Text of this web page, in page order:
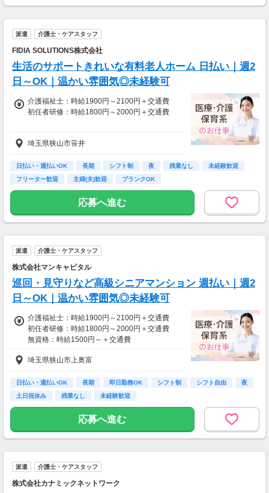
派遣 介護士・ケアスタッフ
FIDIA SOLUTIONS株式会社
生活のサポートきれいな有料老人ホーム 日払い｜週2
日～OK｜温かい雰囲気◎未経験可
介護福祉士：時給1900円～2100円＋交通費
初任者研修：時給1800円～2000円＋交通費
資格・経験・募集状況により異なります。
別途夜勤手当あり
急な出費も安心！日払いOK
【給与例】
埼玉県狭山市笹井
日払い・週払いOK 長期 シフト制 夜 残業なし
未経験歓迎
フリーター歓迎
主婦(夫)歓迎 ブランクOK
応募へ進む
派遣 介護士・ケアスタッフ
株式会社マンキャピタル
巡回・見守りなど高級シニアマンション 週払い｜週2
日～OK｜温かい雰囲気◎未経験可
介護福祉士：時給1900円～2100円＋交通費
初任者研修：時給1800円～2000円＋交通費
無資格：時給1500円～＋交通費
資格・経験・募集状況により異なります。
22:00～翌5:00の勤務が発生する際は、別途夜
勤手当あり
急な出費も安心！週払いOK
月収例：時給2100円、1日8h、22日勤務=36万
埼玉県狭山市上奥富
日払い・週払いOK 長期 即日勤務OK シフト制 シフト自由
夜
土日祝休み
残業なし 未経験歓迎
応募へ進む
派遣 介護士・ケアスタッフ
株式会社カナミックネットワーク